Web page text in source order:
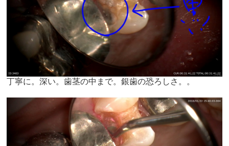
丁寧に。深い。歯茎の中まで。銀歯の恐ろしさ。。